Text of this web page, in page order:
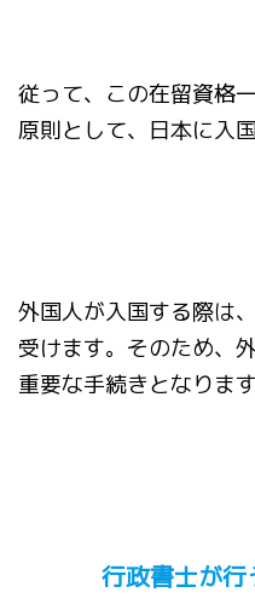
従って、この在留資格
原則として、日本に入
外国人が入国する際は
受けます。そのため、
重要な手続きとなります
行政書士が行